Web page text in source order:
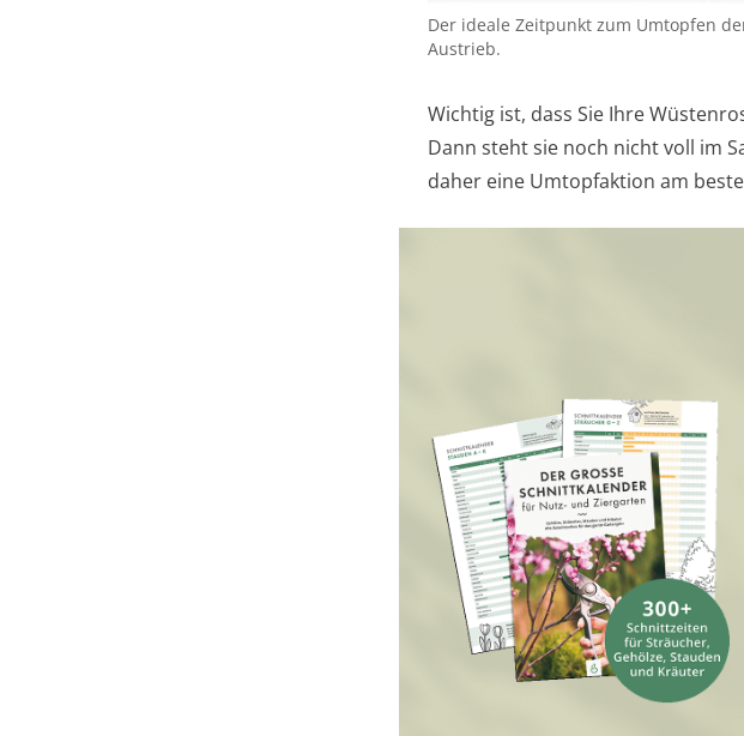
Der ideale Zeitpunkt zum Umtopfen
Austrieb.
Wichtig ist, dass Sie Ihre
Dann steht sie noch nicht voll im
daher eine Umtopfaktion am